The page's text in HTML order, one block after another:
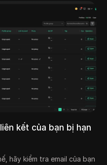
kết của bạn bị hạn
hãy kiểm tra email của bạn